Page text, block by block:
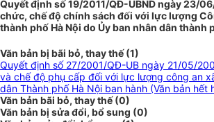
Quyết định số 19/2011/QĐ-UBND ngày 23/
chức, chế độ chính sách đối với lực lượng
thành phố Hà Nội do Ủy ban nhân dân thành
Văn bản bị bãi bỏ, thay thế (1)
Quyết định số 27/2001/QĐ-UB ngày 21/05/
và chế độ phụ cấp đối với lực lượng công an
dân Thành phố Hà Nội ban hành (Văn bản hết
Văn bản bãi bỏ, thay thế (0)
Văn bản bị sửa đổi, bổ sung (0)